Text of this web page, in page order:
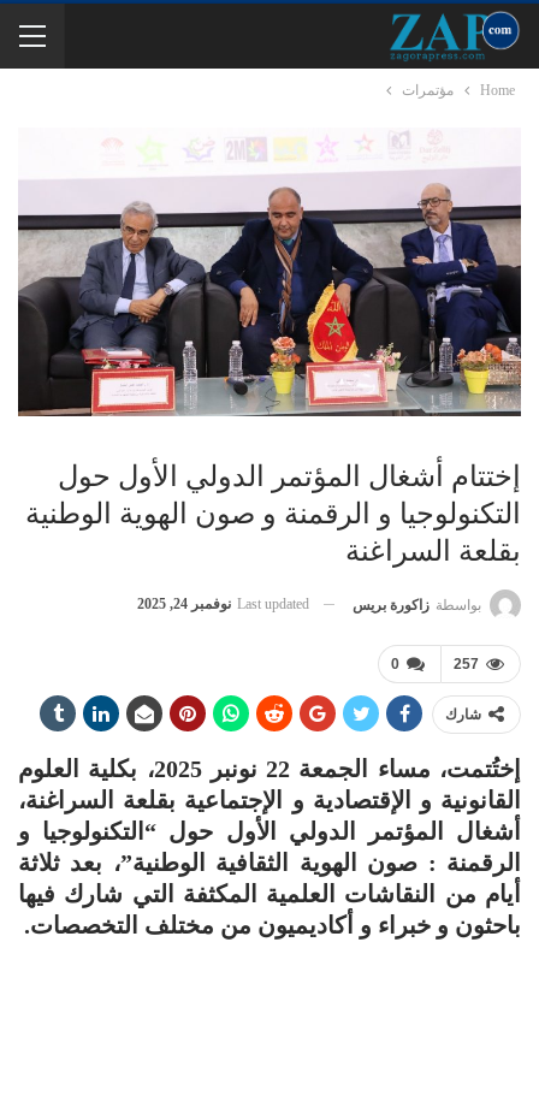
Home مؤتمرات
إختتام أشغال المؤتمر الدولي الأول حول
التكنولوجيا و الرقمنة و صون الهوية الوطنية
بقلعة السراغنة
بواسطة زاكورة بريس Last updated نوفمبر 24, 2025
0 257
شارك
إختُتمت، مساء الجمعة 22 نونبر 2025، بكلية العلوم
القانونية و الإقتصادية و الإجتماعية بقلعة السراغنة،
أشغال المؤتمر الدولي الأول حول “التكنولوجيا و
الرقمنة : صون الهوية الثقافية الوطنية”، بعد ثلاثة
أيام من النقاشات العلمية المكثفة التي شارك فيها
باحثون و خبراء و أكاديميون من مختلف التخصصات.